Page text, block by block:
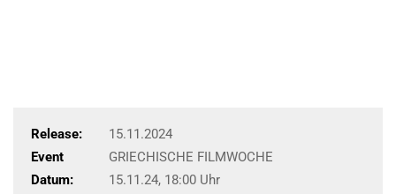
Release:
15.11.2024
Event
GRIECHISCHE FILMWOCHE
Datum:
15.11.24, 18:00 Uhr